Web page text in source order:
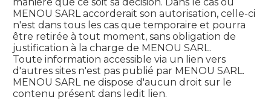
MENOU SARL accorderait son autorisation, celle-ci
n'est dans tous les cas que temporaire et pourra
être retirée à tout moment, sans obligation de
justification à la charge de MENOU SARL.
Toute information accessible via un lien vers
d'autres sites n'est pas publié par MENOU SARL.
MENOU SARL ne dispose d'aucun droit sur le
contenu présent dans ledit lien.